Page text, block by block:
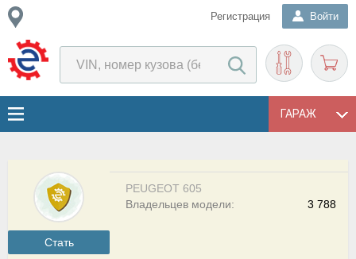
Регистрация Войти
ГАРАЖ
Cтать
PEUGEOT 605
3 788
Владельцев модели: